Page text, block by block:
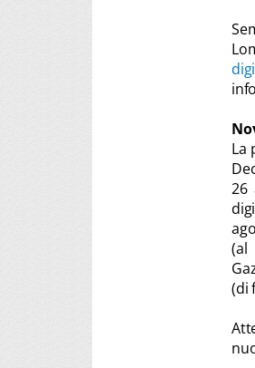
La
26
(al
(di